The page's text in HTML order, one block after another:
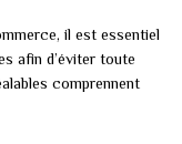
il est essentiel
afin d’éviter toute
comprennent